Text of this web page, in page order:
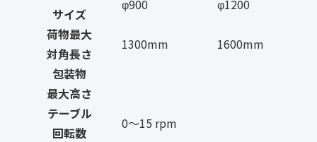
サイズ
φ900
φ1200
荷物最大
対角長さ
1300mm
1600mm
包装物
最大高さ
テーブル
回転数
0～15 rpm